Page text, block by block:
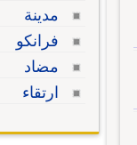
مدينة
فرانكو
مضاد
ارتقاء